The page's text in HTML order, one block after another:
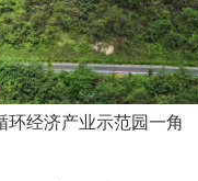
环经济产业示范园一角